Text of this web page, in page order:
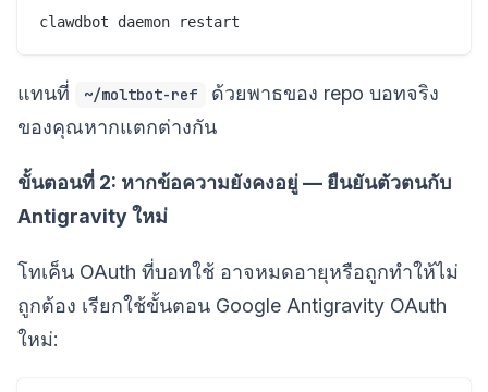
clawdbot daemon restart
แทนที่ ~/moltbot-ref
ด้วยพาธของ repo บอทจริง
ของคุณหากแตกต่างกัน
ขั้นตอนที่ 2: หากข้อความยังคงอยู่ — ยืนยันตัวตนกับ
Antigravity ใหม่
โทเค็น OAuth ที่บอทใช้ อาจหมดอายุหรือถูกทำให้ไม่
ถูกต้อง เรียกใช้ขั้นตอน Google Antigravity OAuth
ใหม่: